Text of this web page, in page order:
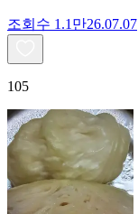
조회수 1.1만26.07.07
105